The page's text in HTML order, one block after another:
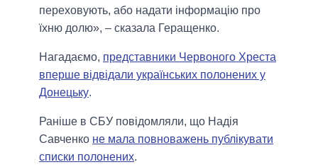
переховують, або надати інформацію про
їхню долю», – сказала Геращенко.
Нагадаємо, представники Червоного Хреста
вперше відвідали українських полонених у
Донецьку.
Раніше в СБУ повідомляли, що Надія
Савченко не мала повноважень публікувати
списки полонених.